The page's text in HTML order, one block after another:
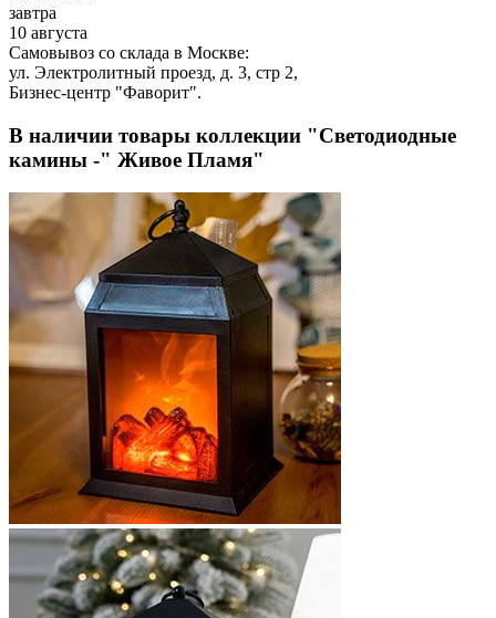
завтра
10 августа
Самовывоз со склада в Москве:
ул. Электролитный проезд, д. 3, стр 2,
Бизнес-центр "Фаворит".
В наличии товары коллекции "Светодиодные
камины -" Живое Пламя"